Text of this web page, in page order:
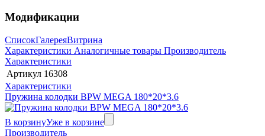
Модификации
СписокГалереяВитрина
Характеристики Аналогичные товары Производитель
Характеристики
Артикул 16308
Характеристики
Пружина колодки BPW MEGA 180*20*3.6
В корзинуУже в корзине
Производитель